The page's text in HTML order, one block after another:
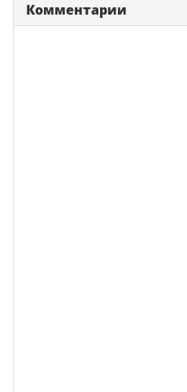
Комментарии